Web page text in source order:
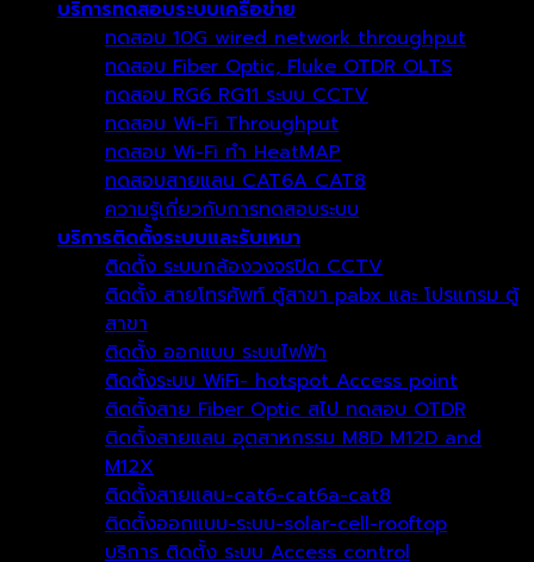
บริการทดสอบระบบเครือข่าย
ทดสอบ 10G wired network throughput
ทดสอบ Fiber Optic, Fluke OTDR OLTS
ทดสอบ RG6 RG11 ระบบ CCTV
ทดสอบ Wi-Fi Throughput
ทดสอบ Wi-Fi ทำ HeatMAP
ทดสอบสายแลน CAT6A CAT8
ความรู้เกี่ยวกับการทดสอบระบบ
บริการติดตั้งระบบและรับเหมา
ติดตั้ง ระบบกล้องวงจรปิด CCTV
ติดตั้ง สายโทรศัพท์ ตู้สาขา pabx และ โปรแกรม ตู้
สาขา
ติดตั้ง ออกแบบ ระบบไฟฟ้า
ติดตั้งระบบ WiFi- hotspot Access point
ติดตั้งสาย Fiber Optic สไป ทดสอบ OTDR
ติดตั้งสายแลน อุตสาหกรรม M8D M12D and
M12X
ติดตั้งสายแลน-cat6-cat6a-cat8
ติดตั้งออกแบบ-ระบบ-solar-cell-rooftop
บริการ ติดตั้ง ระบบ Access control